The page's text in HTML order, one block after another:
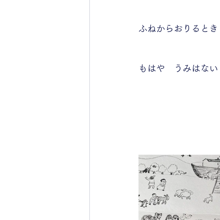
ふねからおりるとき
もはや　うみはない